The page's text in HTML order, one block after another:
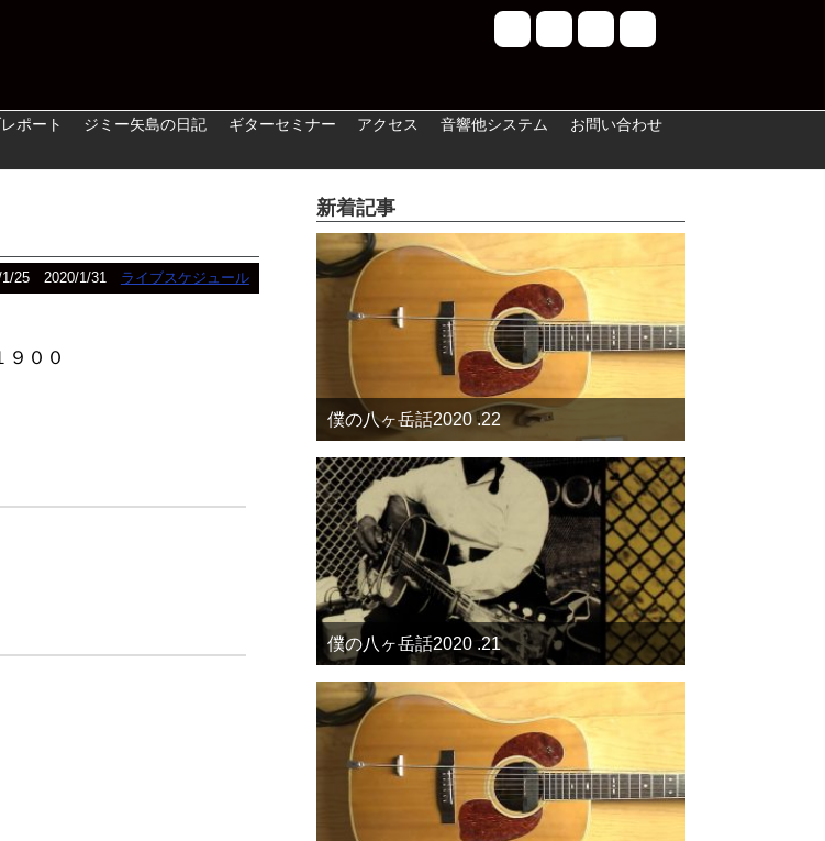
ポート ジミー矢島の日記 ギターセミナー アクセス 音響他システム
お問い合わせ
25 2020/1/31 ライブスケジュール
９００
新着記事
僕の八ヶ岳話2020 .22
僕の八ヶ岳話2020 .21